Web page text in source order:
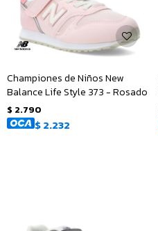
Championes de Niños New
Balance Life Style 373 - Rosado
$ 2.790
$2.232